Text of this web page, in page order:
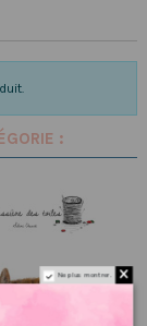
:
Ne plus montrer.